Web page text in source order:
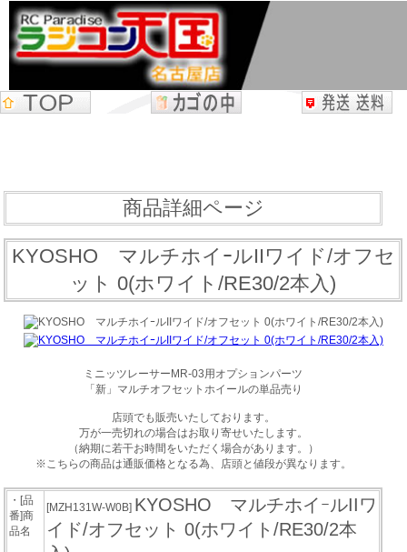
商品詳細ページ
KYOSHO マルチホイｰルIIワイド/オフセ
ット 0(ホワイト/RE30/2本入)
ミニッツレーサーMR-03用オプションパーツ
「新」マルチオフセットホイールの単品売り
店頭でも販売いたしております。
万が一売切れの場合はお取り寄せいたします。
（納期に若干お時間をいただく場合があります。）
※こちらの商品は通販価格となる為、店頭と値段が異なります。
・[品
番]商
品名
[MZH131W-W0B] KYOSHO マルチホイｰルIIワ
イド/オフセット 0(ホワイト/RE30/2本